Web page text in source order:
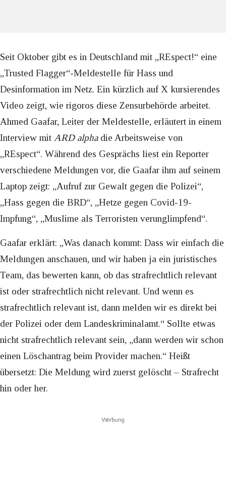
Seit Oktober gibt es in Deutschland mit „REspect!“ eine
„Trusted Flagger“-Meldestelle für Hass und
Desinformation im Netz. Ein kürzlich auf X kursierendes
Video zeigt, wie rigoros diese Zensurbehörde arbeitet.
Ahmed Gaafar, Leiter der Meldestelle, erläutert in einem
Interview mit ARD alphadie Arbeitsweise von
„REspect“. Während des Gesprächs liest ein Reporter
verschiedene Meldungen vor, die Gaafar ihm auf seinem
Laptop zeigt: „Aufruf zur Gewalt gegen die Polizei“,
„Hass gegen die BRD“, „Hetze gegen Covid-19-
Impfung“, „Muslime als Terroristen verunglimpfend“.
Gaafar erklärt: „Was danach kommt: Dass wir einfach die
Meldungen anschauen, und wir haben ja ein juristisches
Team, das bewerten kann, ob das strafrechtlich relevant
ist oder strafrechtlich nicht relevant. Und wenn es
strafrechtlich relevant ist, dann melden wir es direkt bei
der Polizei oder dem Landeskriminalamt.“ Sollte etwas
nicht strafrechtlich relevant sein, „dann werden wir schon
einen Löschantrag beim Provider machen.“ Heißt
übersetzt: Die Meldung wird zuerst gelöscht – Strafrecht
hin oder her.
Werbung